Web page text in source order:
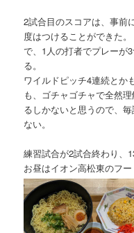
2試合目のスコアは、事前
度はつけることができた
で、1人の打者でプレーが
る。
ワイルドピッチ4連続とか
も、ゴチャゴチャで全
るしかないと思うので、
ない。
練習試合が2試合終わり、
お昼はイオン高松東のフー